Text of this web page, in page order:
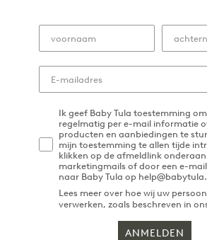
Ik geef Baby Tula toestemming
regelmatig per e-mail informatie
producten en aanbiedingen te
mijn toestemming te allen tijde
klikken op de afmeldlink
marketingmails of door een e-
naar Baby Tula op
Lees meer over hoe wij uw
verwerken, zoals beschreven in
ANMELDEN